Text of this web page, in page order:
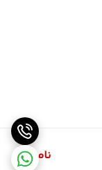
ناموجود